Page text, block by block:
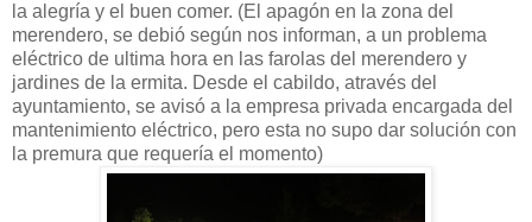
la alegría y el buen comer. (El apagón en la zona del
merendero, se debió según nos informan, a un problema
eléctrico de ultima hora en las farolas del merendero y
jardines de la ermita. Desde el cabildo, através del
ayuntamiento, se avisó a la empresa privada encargada del
mantenimiento eléctrico, pero esta no supo dar solución con
la premura que requería el momento)